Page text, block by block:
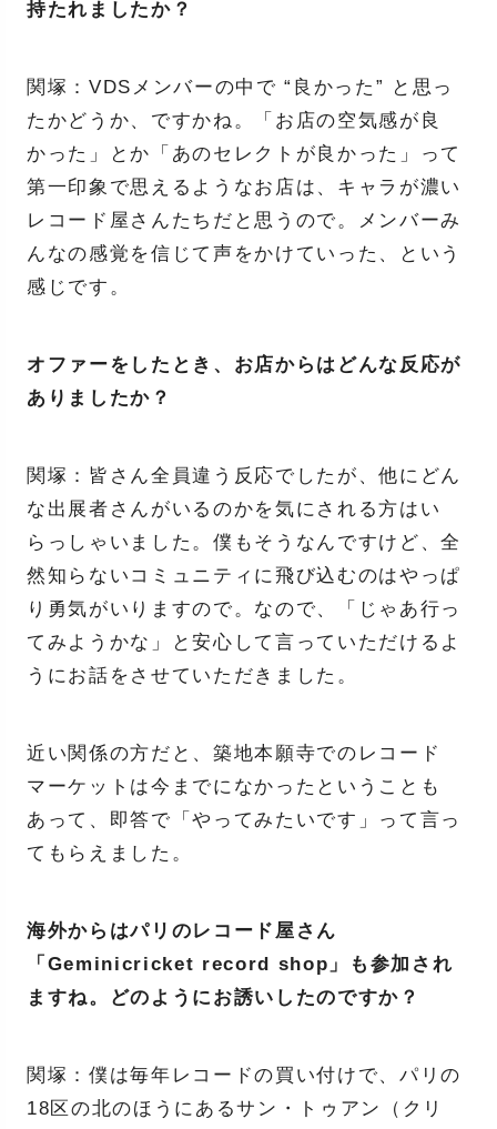
持たれましたか？
関塚：VDSメンバーの中で “良かった” と思っ
たかどうか、ですかね。「お店の空気感が良
かった」とか「あのセレクトが良かった」って
第一印象で思えるようなお店は、キャラが濃い
レコード屋さんたちだと思うので。メンバーみ
んなの感覚を信じて声をかけていった、という
感じです。
オファーをしたとき、お店からはどんな反応が
ありましたか？
関塚：皆さん全員違う反応でしたが、他にどん
な出展者さんがいるのかを気にされる方はい
らっしゃいました。僕もそうなんですけど、全
然知らないコミュニティに飛び込むのはやっぱ
り勇気がいりますので。なので、「じゃあ行っ
てみようかな」と安心して言っていただけるよ
うにお話をさせていただきました。
近い関係の方だと、築地本願寺でのレコード
マーケットは今までになかったということも
あって、即答で「やってみたいです」って言っ
てもらえました。
海外からはパリのレコード屋さん
「Geminicricket record shop」も参加され
ますね。どのようにお誘いしたのですか？
関塚：僕は毎年レコードの買い付けで、パリの
18区の北のほうにあるサン・トゥアン（クリ